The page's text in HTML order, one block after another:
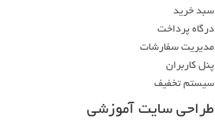
سبد خرید
درگاه پرداخت
مدیریت سفارشات
پنل کاربران
سیستم تخفیف
طراحی سایت آموزشی